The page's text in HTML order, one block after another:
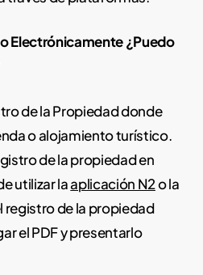
Electrónicamente ¿Puedo
de la Propiedad donde
o alojamiento turístico.
de la propiedad en
utilizar laaplicación N2o la
registro de la propiedad
el PDF y presentarlo